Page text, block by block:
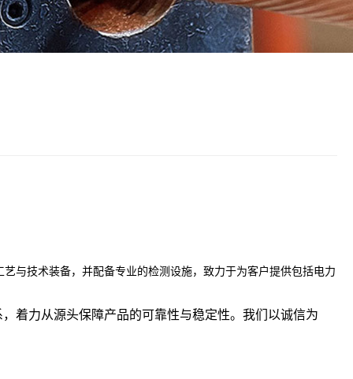
与技术装备，并配备专业的检测设施，致力于为客户提供包括电力
着力从源头保障产品的可靠性与稳定性。我们以诚信为